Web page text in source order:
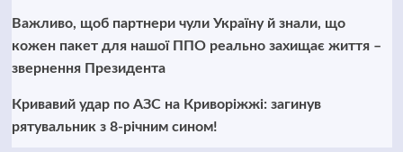
Важливо, щоб партнери чули Україну й знали, що
кожен пакет для нашої ППО реально захищає життя –
звернення Президента
Кривавий удар по АЗС на Криворіжжі: загинув
рятувальник з 8-річним сином!